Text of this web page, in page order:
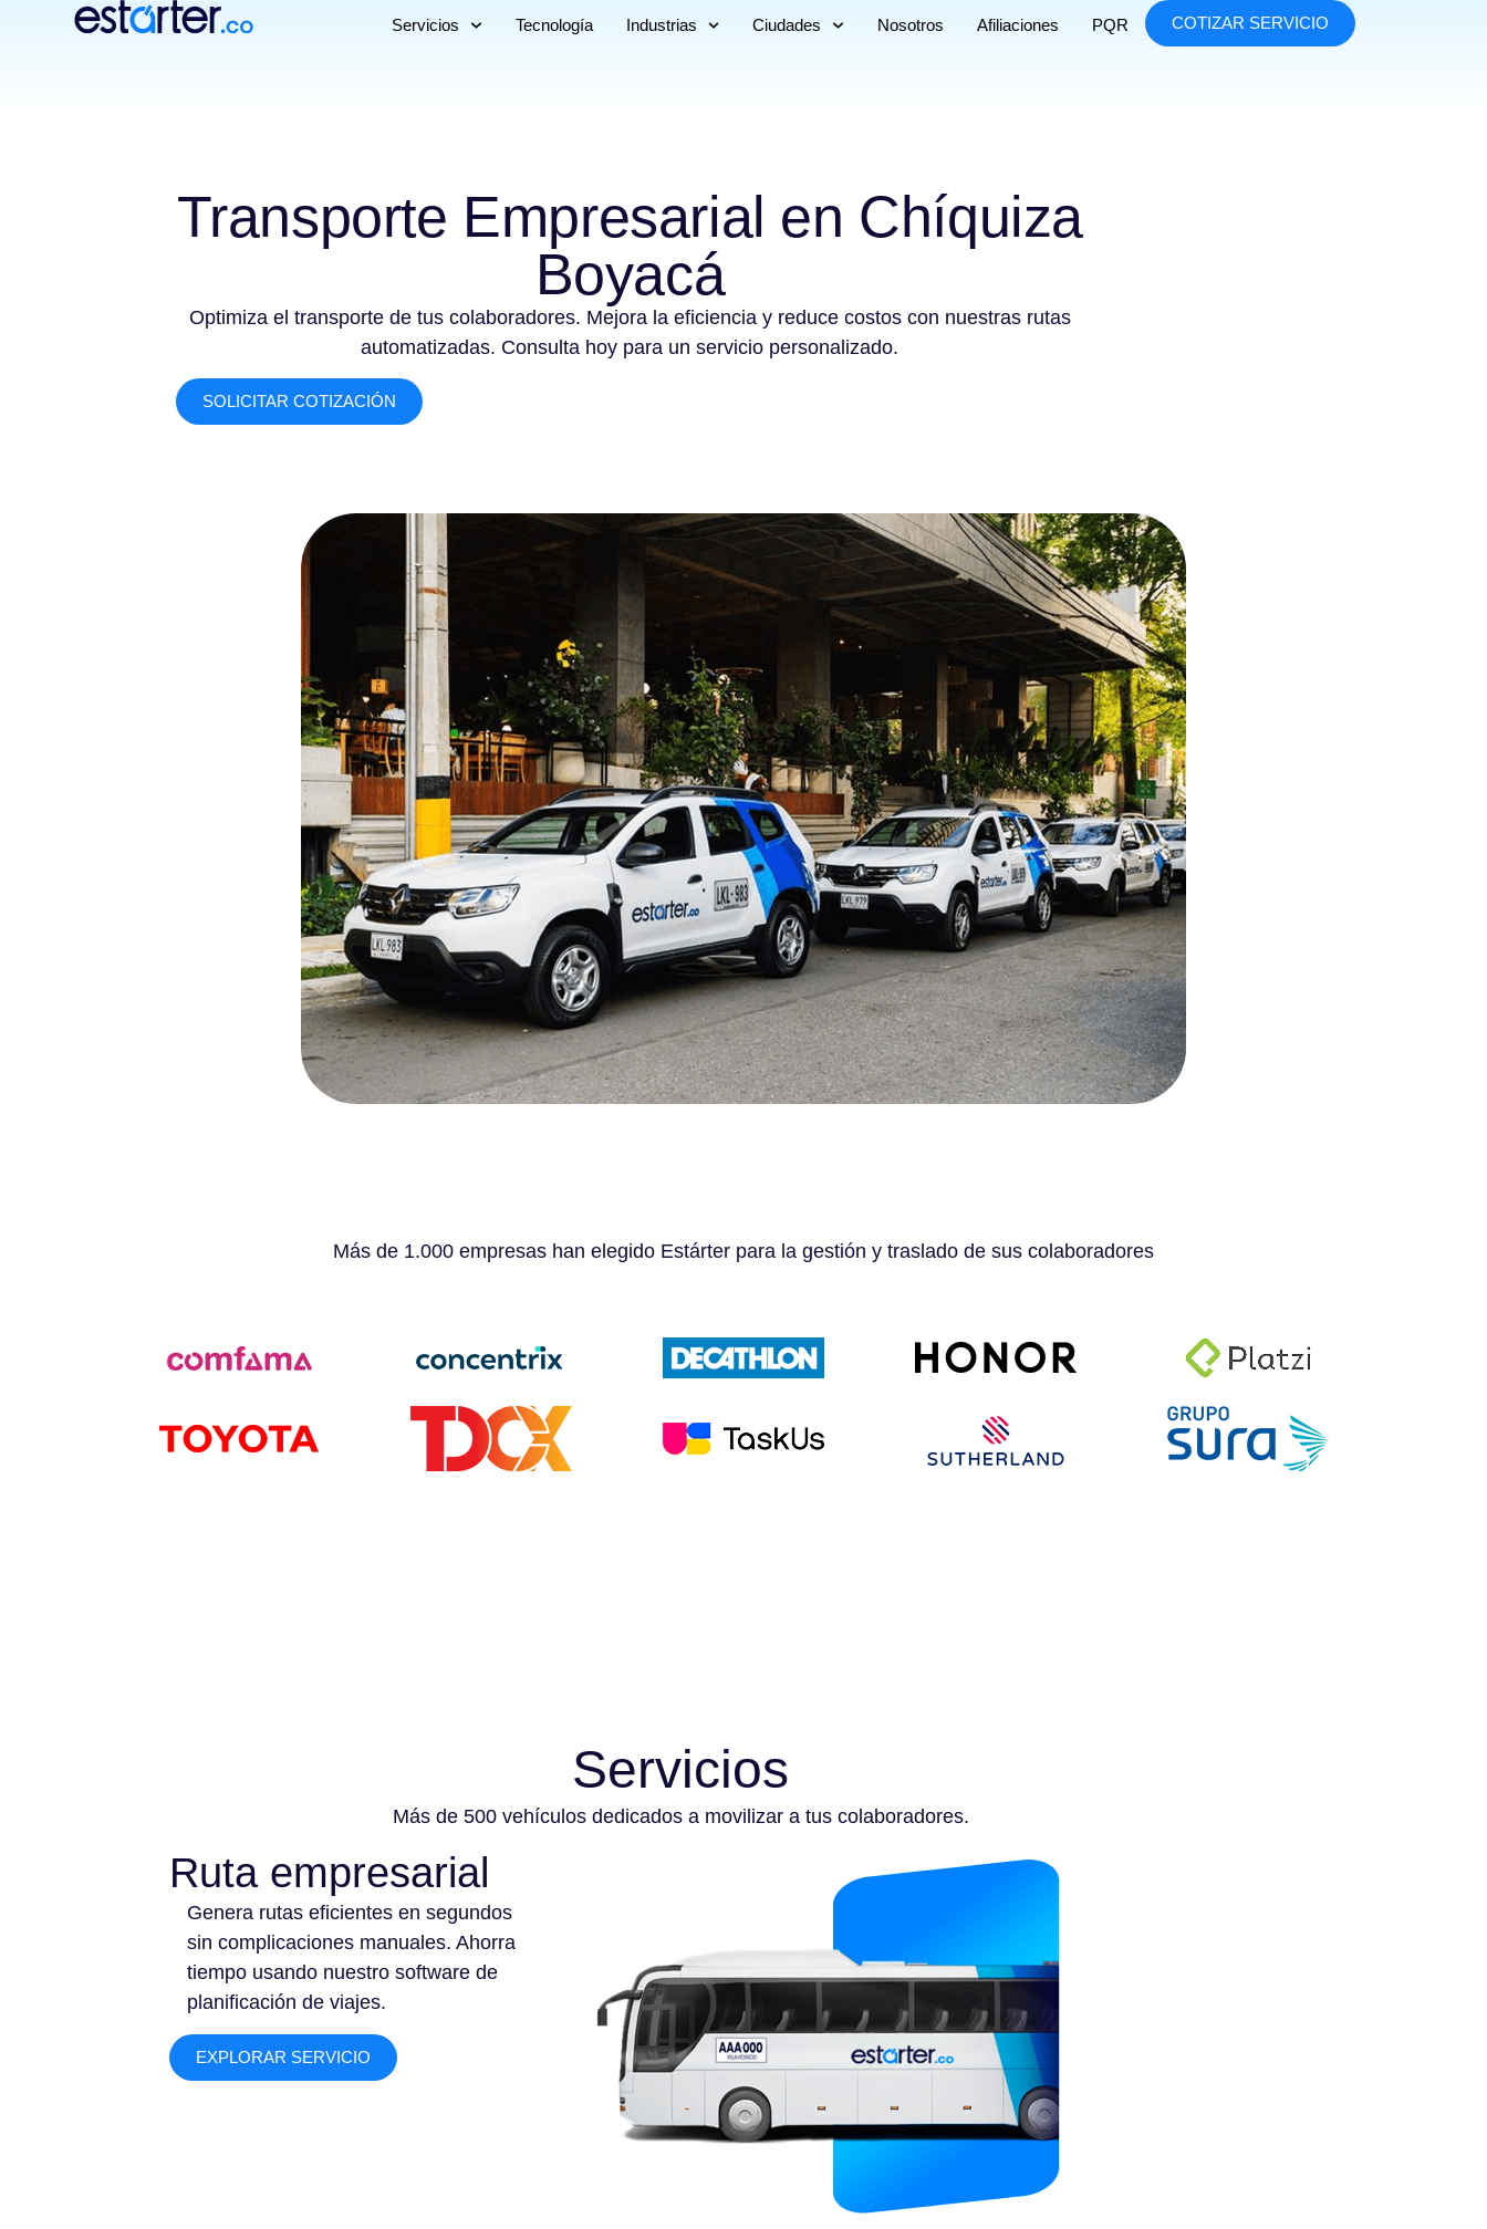
Servicios Tecnología Industrias Ciudades Nosotros Afiliaciones PQR COTIZAR SERVICIO
Transporte Empresarial en Chíquiza
Boyacá
Optimiza el transporte de tus colaboradores. Mejora la eficiencia y reduce costos con nuestras rutas
automatizadas. Consulta hoy para un servicio personalizado.
SOLICITAR COTIZACIÓN
Más de 1.000 empresas han elegido Estárter para la gestión y traslado de sus colaboradores
Servicios
Más de 500 vehículos dedicados a movilizar a tus colaboradores.
Ruta empresarial
Genera rutas eficientes en segundos
sin complicaciones manuales. Ahorra
tiempo usando nuestro software de
planificación de viajes.
EXPLORAR SERVICIO